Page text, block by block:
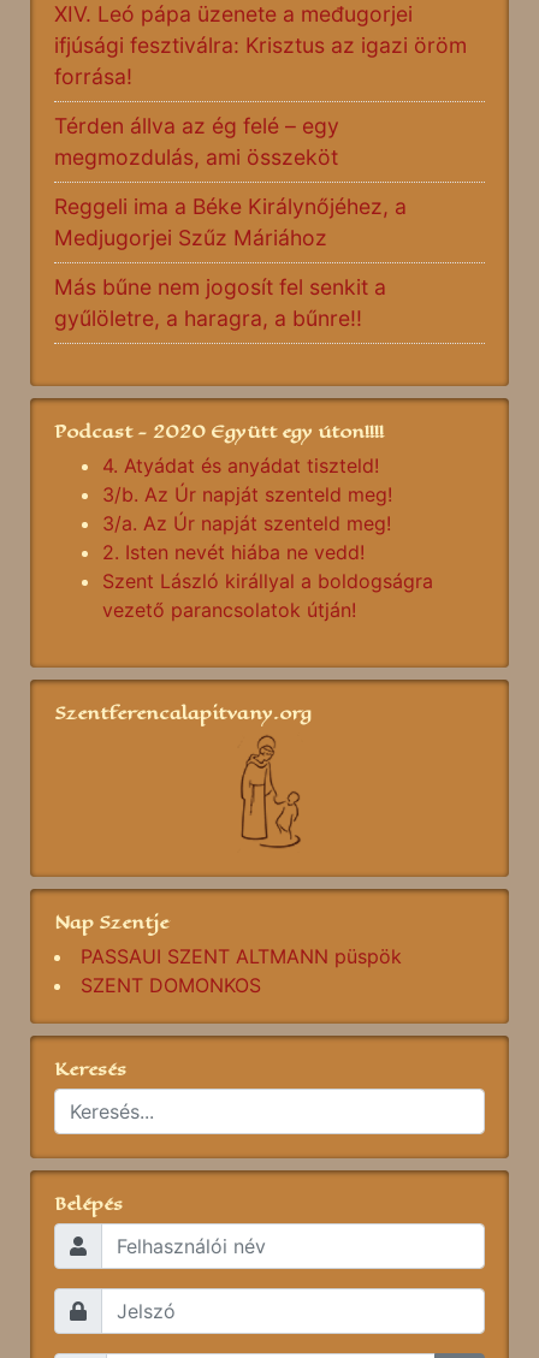
XIV. Leó pápa üzenete a međugorjei
ifjúsági fesztiválra: Krisztus az igazi öröm
forrása!
Térden állva az ég felé – egy
megmozdulás, ami összeköt
Reggeli ima a Béke Királynőjéhez, a
Medjugorjei Szűz Máriához
Más bűne nem jogosít fel senkit a
gyűlöletre, a haragra, a bűnre!!
Podcast - 2020 Együtt egy úton!!!!
4. Atyádat és anyádat tiszteld!
3/b. Az Úr napját szenteld meg!
3/a. Az Úr napját szenteld meg!
2. Isten nevét hiába ne vedd!
Szent László királlyal a boldogságra
vezető parancsolatok útján!
Szentferencalapitvany.org
Nap Szentje
PASSAUI SZENT ALTMANN püspök
SZENT DOMONKOS
Keresés
Belépés